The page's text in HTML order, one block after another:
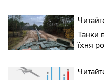
Танки
їхня